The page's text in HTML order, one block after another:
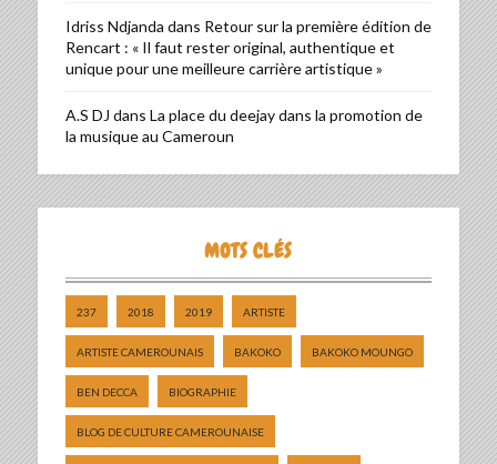
Idriss Ndjanda dans Retour sur la première édition de
Rencart : « Il faut rester original, authentique et
unique pour une meilleure carrière artistique »
A.S DJ dans La place du deejay dans la promotion de
la musique au Cameroun
MOTS CLÉS
237 2018 2019 ARTISTE
ARTISTE CAMEROUNAIS BAKOKO BAKOKO MOUNGO
BEN DECCA BIOGRAPHIE
BLOG DE CULTURE CAMEROUNAISE